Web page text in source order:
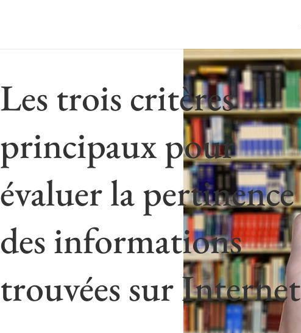
Les trois critères
principaux pour
évaluer la pertinence
des informations
trouvées sur Internet